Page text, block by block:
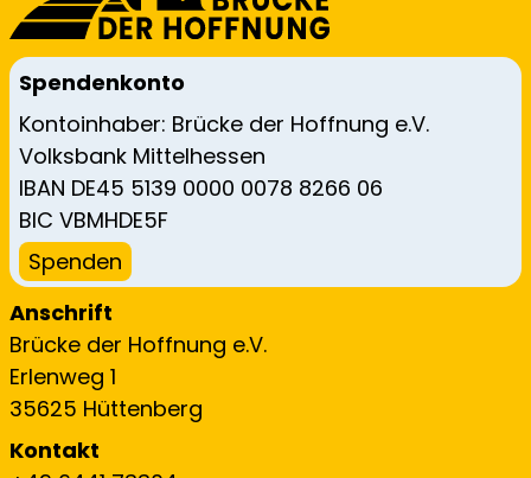
Spendenkonto
Kontoinhaber: Brücke der Hoffnung e.V.
Volksbank Mittelhessen
IBAN DE45 5139 0000 0078 8266 06
BIC VBMHDE5F
Spenden
Anschrift
Brücke der Hoffnung e.V.
Erlenweg 1
35625 Hüttenberg
Kontakt